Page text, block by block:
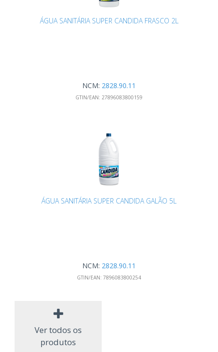
ÁGUA SANITÁRIA SUPER CANDIDA FRASCO 2L
NCM: 2828.90.11
GTIN/EAN: 27896083800159
ÁGUA SANITÁRIA SUPER CANDIDA GALÃO 5L
NCM: 2828.90.11
GTIN/EAN: 7896083800254
Ver todos os
produtos